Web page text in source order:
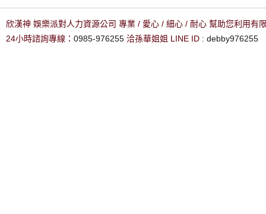
欣漢神 娛樂派對人力資源公司 專業 / 愛心 / 細心 / 耐心 幫助您利用有
24小時諮詢專線： 0985-976255 洽孫華姐姐 LINE ID : debby976255